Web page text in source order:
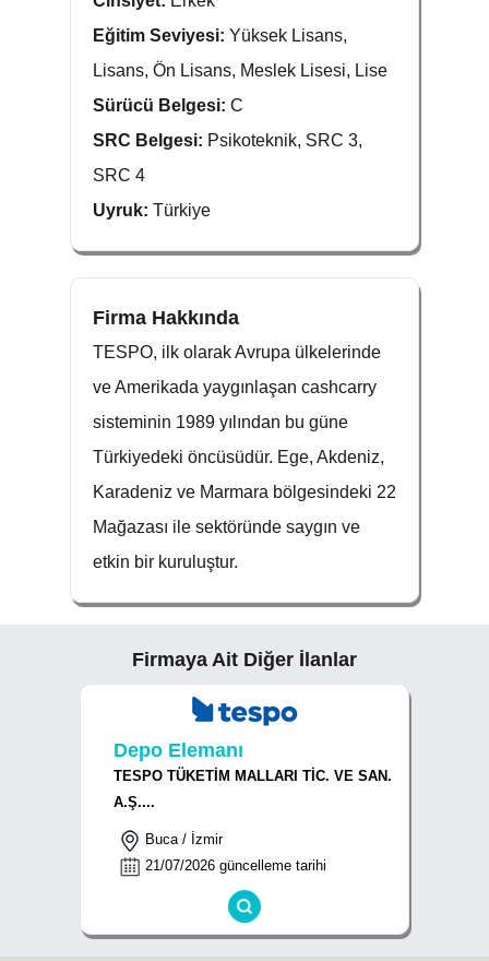
Eğitim Seviyesi: Yüksek Lisans,
Lisans, Ön Lisans, Meslek Lisesi, Lise
Sürücü Belgesi: C
SRC Belgesi: Psikoteknik, SRC 3,
SRC 4
Uyruk: Türkiye
Firma Hakkında
TESPO, ilk olarak Avrupa ülkelerinde
ve Amerikada yaygınlaşan cashcarry
sisteminin 1989 yılından bu güne
Türkiyedeki öncüsüdür. Ege, Akdeniz,
Karadeniz ve Marmara bölgesindeki 22
Mağazası ile sektöründe saygın ve
etkin bir kuruluştur.
Firmaya Ait Diğer İlanlar
Depo Elemanı
TESPO TÜKETİM MALLARI TİC. VE SAN.
A.Ş....
Buca / İzmir
21/07/2026 güncelleme tarihi